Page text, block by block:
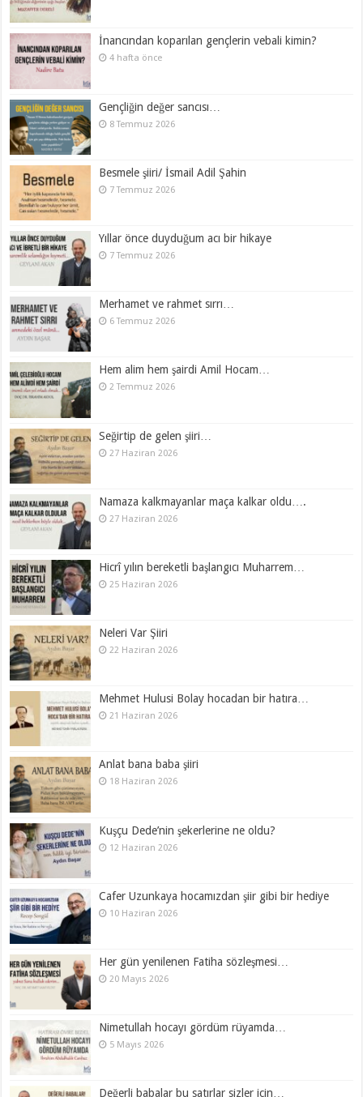
İnancından koparılan gençlerin vebali kimin?
4 hafta önce
Gençliğin değer sancısı…
8 Temmuz 2026
Besmele şiiri/ İsmail Adil Şahin
7 Temmuz 2026
Yıllar önce duyduğum acı bir hikaye
7 Temmuz 2026
Merhamet ve rahmet sırrı…
6 Temmuz 2026
Hem alim hem şairdi Amil Hocam…
2 Temmuz 2026
Seğirtip de gelen şiiri…
27 Haziran 2026
Namaza kalkmayanlar maça kalkar oldu….
27 Haziran 2026
Hicrî yılın bereketli başlangıcı Muharrem…
25 Haziran 2026
Neleri Var Şiiri
22 Haziran 2026
Mehmet Hulusi Bolay hocadan bir hatıra…
21 Haziran 2026
Anlat bana baba şiiri
18 Haziran 2026
Kuşçu Dede’nin şekerlerine ne oldu?
12 Haziran 2026
Cafer Uzunkaya hocamızdan şiir gibi bir hediye
10 Haziran 2026
Her gün yenilenen Fatiha sözleşmesi…
20 Mayıs 2026
Nimetullah hocayı gördüm rüyamda…
5 Mayıs 2026
Değerli babalar bu satırlar sizler için…